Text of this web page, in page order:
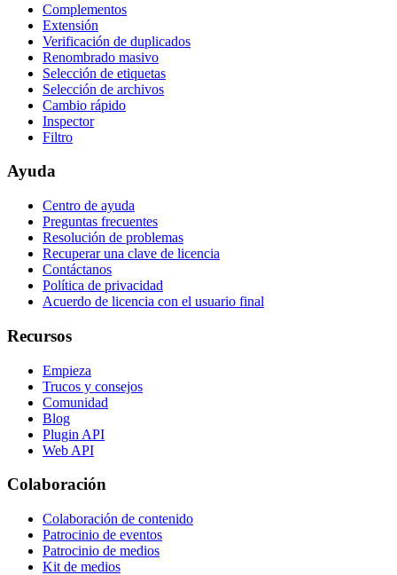
Complementos
Extensión
Verificación de duplicados
Renombrado masivo
Selección de etiquetas
Selección de archivos
Cambio rápido
Inspector
Filtro
Ayuda
Centro de ayuda
Preguntas frecuentes
Resolución de problemas
Recuperar una clave de licencia
Contáctanos
Política de privacidad
Acuerdo de licencia con el usuario final
Recursos
Empieza
Trucos y consejos
Comunidad
Blog
Plugin API
Web API
Colaboración
Colaboración de contenido
Patrocinio de eventos
Patrocinio de medios
Kit de medios